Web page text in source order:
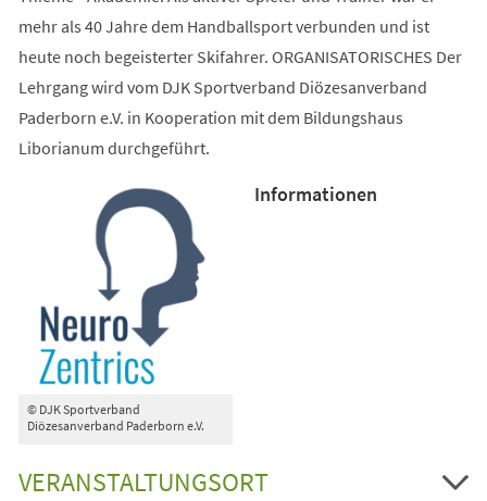
mehr als 40 Jahre dem Handballsport verbunden und ist
heute noch begeisterter Skifahrer. ORGANISATORISCHES Der
Lehrgang wird vom DJK Sportverband Diözesanverband
Paderborn e.V. in Kooperation mit dem Bildungshaus
Liborianum durchgeführt.
© DJK Sportverband
Diözesanverband Paderborn e.V.
Informationen
VERANSTALTUNGSORT